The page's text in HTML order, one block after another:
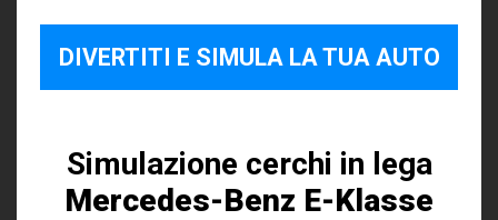
DIVERTITI E SIMULA LA TUA AUTO
Simulazione cerchi in lega
Mercedes-Benz E-Klasse